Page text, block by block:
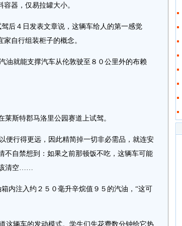
器，仅易拉罐大小。
后４日发表文章说，这辆车给人的第一感觉
自行组装柜子的概念。
就能支撑汽车从伦敦驶至８０公里外的布赖
斯特郡马洛里公园赛道上试驾。
行得更远，因此精简掉一切非必需品，就连安
不自禁想到：如果之前那顿饭不吃，这辆车可能
该清空……
内注入约２５０毫升辛烷值９５的汽油，“这可
辆车的发动模式。学生们先花费数分钟给它热